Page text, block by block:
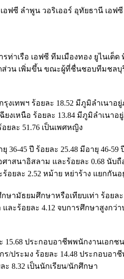
อฟซี ลำพูน วอริเออร์ อุทัยธานี เอฟ
ท่าเรือ เอฟซี ทีมเมืองทอง ยูไนเต็
ส่วน เพิ่มขึ้น ขณะผู้ที่ชื่นชอบทีมชลบุ
งเทพฯ ร้อยละ 18.52 มีภูมิลำเนาอ
งเหนือ ร้อยละ 13.84 มีภูมิลำเนาอ
ยละ 51.76 เป็นเพศหญิง
36-45 ปี ร้อยละ 25.48 มีอายุ 46-59
ศาสนาอิสลาม และร้อยละ 0.68 นับ
อยละ 2.52 หม้าย หย่าร้าง แยกกันอ
ษามัธยมศึกษาหรือเทียบเท่า ร้อยละ
ละร้อยละ 4.12 จบการศึกษาสูงกว่
15.68 ประกอบอาชีพพนักงานเอกช
/ประมง ร้อยละ 14.48 ประกอบอาชี
8.32 เป็นนักเรียน/นักศึกษา